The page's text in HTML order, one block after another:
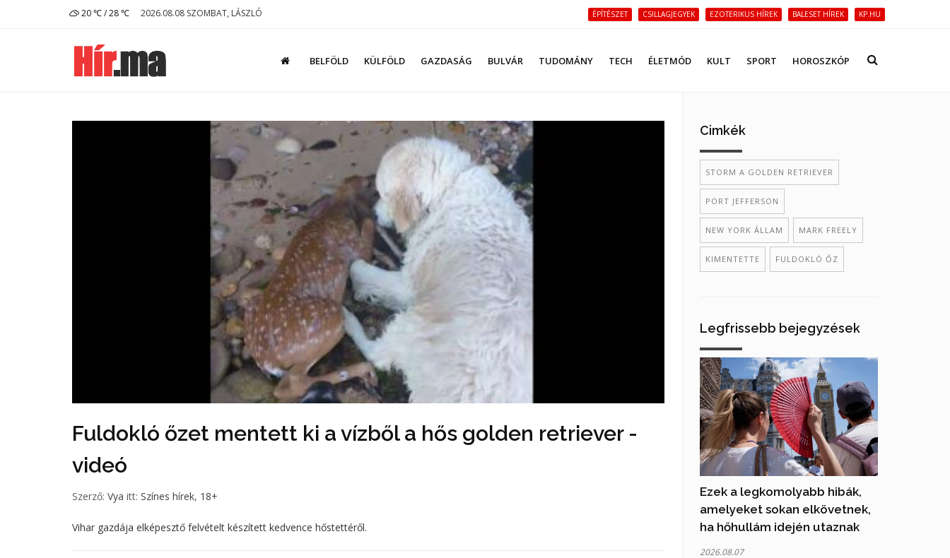
20 ℃ / 28 ℃ 2026.08.08 SZOMBAT, LÁSZLÓ ÉPÍTÉSZET CSILLAGJEGYEK EZOTERIKUS HÍREK BALESET HÍREK KP.HU
BELFÖLD KÜLFÖLD GAZDASÁG BULVÁR TUDOMÁNY TECH ÉLETMÓD KULT SPORT HOROSZKÓP
Fuldokló őzet mentett ki a vízből a hős golden retriever -
videó
Szerző: Vya itt: Színes hírek, 18+
Vihar gazdája elképesztő felvételt készített kedvence hőstettéről.
Cimkék
STORM A GOLDEN RETRIEVER
PORT JEFFERSON
NEW YORK ÁLLAM MARK FREELY
KIMENTETTE FULDOKLÓ ŐZ
Legfrissebb bejegyzések
Ezek a legkomolyabb hibák,
amelyeket sokan elkövetnek,
ha hőhullám idején utaznak
2026.08.07